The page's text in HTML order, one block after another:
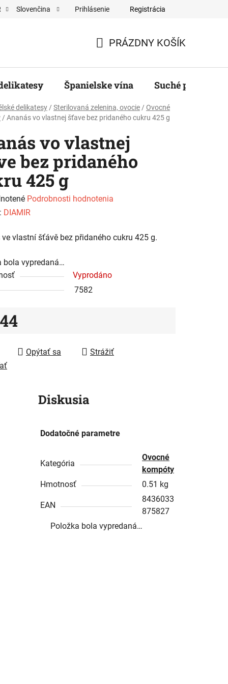
Slovenčina Prihlásenie Registrácia
KOŠÍK
PRÁZDNY KOŠÍK
Španielske vína Suché plody,
delikatesy / Sterilovaná zelenina, ovocie / Ovocné
/ Ananás vo vlastnej šťave bez pridaného cukru 425 g
vo vlastnej
bez pridaného
425 g
Podrobnosti hodnotenia
DIAMIR
vlastní šťávě bez přidaného cukru 425 g.
bola vypredaná…
Vyprodáno
7582
Opýtať sa
Strážiť
Diskusia
Dodatočné parametre
Kategória
Ovocné
kompóty
Hmotnosť
0.51 kg
EAN
8436033
875827
Položka bola vypredaná…